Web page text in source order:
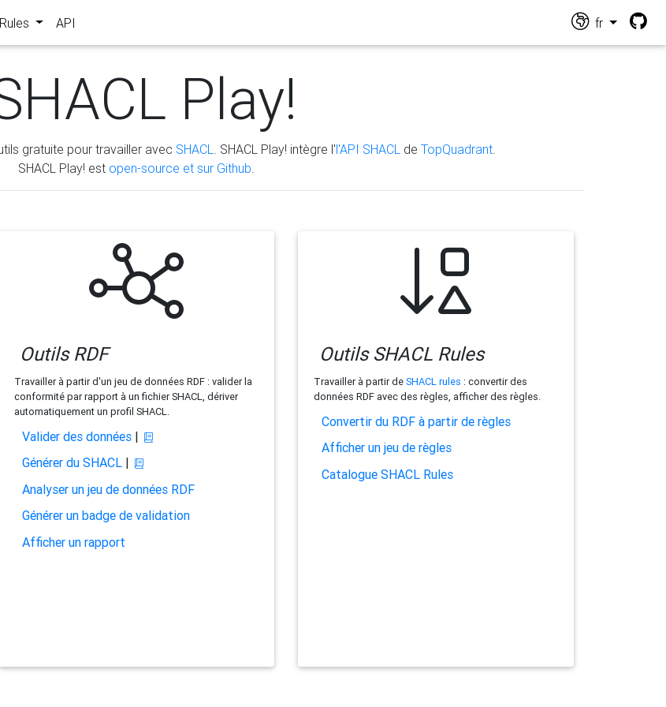
API fr
Play!
gratuite pour travailler avec SHACL . SHACL Play! intègre l'l'API SHACL de TopQuadrant.
SHACL Play! est open-source et sur Github
Outils RDF
Travailler à partir d'un jeu de données RDF : valider la
conformité par rapport à un fichier SHACL, dériver
automatiquement un profil SHACL.
Valider des données|
Générer du SHACL|
Analyser un jeu de données RDF
Générer un badge de validation
Afficher un rapport
Outils SHACL Rules
Travailler à partir deSHACL rules : convertir des
données RDF avec des règles, afficher des règles.
Convertir du RDF à partir de règles
Afficher un jeu de règles
Catalogue SHACL Rules